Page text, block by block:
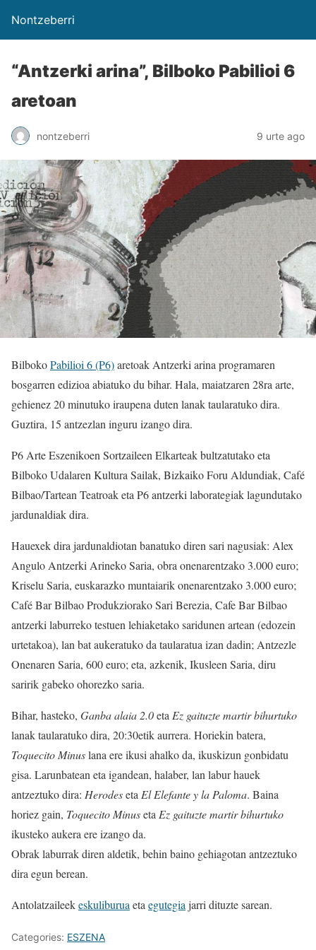
Nontzeberri
“Antzerki arina”, Bilboko Pabilioi 6
aretoan
nontzeberri 9 urte ago
BilbokoPabilioi 6 (P6)aretoak Antzerki arina programaren
bosgarren edizioa abiatuko du bihar. Hala, maiatzaren 28ra arte,
gehienez 20 minutuko iraupena duten lanak taularatuko dira.
Guztira, 15 antzezlan inguru izango dira.
P6 Arte Eszenikoen Sortzaileen Elkarteak bultzatutako eta
Bilboko Udalaren Kultura Sailak, Bizkaiko Foru Aldundiak, Café
Bilbao/Tartean Teatroak eta P6 antzerki laborategiak lagundutako
jardunaldiak dira.
Hauexek dira jardunaldiotan banatuko diren sari nagusiak: Alex
Angulo Antzerki Arineko Saria, obra onenarentzako 3.000 euro;
Kriselu Saria, euskarazko muntaiarik onenarentzako 3.000 euro;
Café Bar Bilbao Produkziorako Sari Berezia, Cafe Bar Bilbao
antzerki laburreko testuen lehiaketako saridunen artean (edozein
urtetakoa), lan bat aukeratuko da taularatua izan dadin; Antzezle
Onenaren Saria, 600 euro; eta, azkenik, Ikusleen Saria, diru
saririk gabeko ohorezko saria.
Bihar, hasteko, Ganbaalaia 2.0etaEz gaituzte martir bihurtuko
lanak taularatuko dira, 20:30etik aurrera. Horiekin batera,
Toquecito Minuslana ere ikusi ahalko da, ikuskizun gonbidatu
gisa. Larunbatean eta igandean, halaber, lan labur hauek
antzeztuko dira: HerodesetaEl Elefante y la Paloma. Baina
horiez gain, Toquecito MinusetaEz gaituzte martir bihurtuko
ikusteko aukera ere izango da.
Obrak laburrak diren aldetik, behin baino gehiagotan antzeztuko
dira egun berean.
Antolatzaileekeskuliburuaetaegutegiajarri dituzte sarean.
Categories: ESZENA